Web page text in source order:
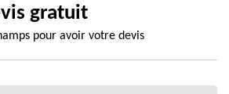
gratuit
pour avoir votre devis